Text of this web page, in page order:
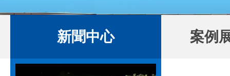
新聞中心 案例